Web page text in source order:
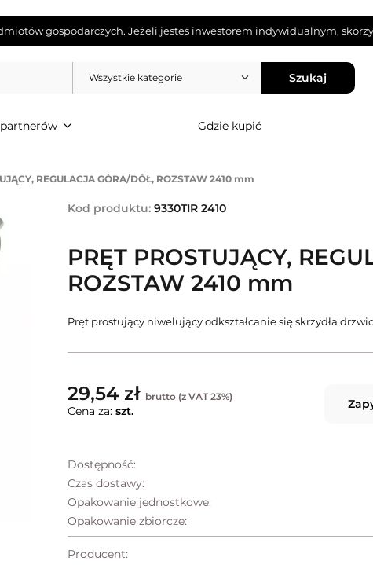
gospodarczych. Jeżeli jesteś inwestorem indywidualnym,
Wszystkie kategorie Szukaj
Gdzie kupić
REGULACJA GÓRA/DÓŁ, ROZSTAW 2410 mm
Kod produktu: 9330TIR 2410
PRĘT PROSTUJĄCY,
ROZSTAW 2410 mm
Pręt prostujący niwelujący odkształcanie się skrzydła
29,54 zł brutto (z VAT 23%)
Cena za: szt.
Dostępność:
Czas dostawy:
Opakowanie jednostkowe:
Opakowanie zbiorcze:
Producent: